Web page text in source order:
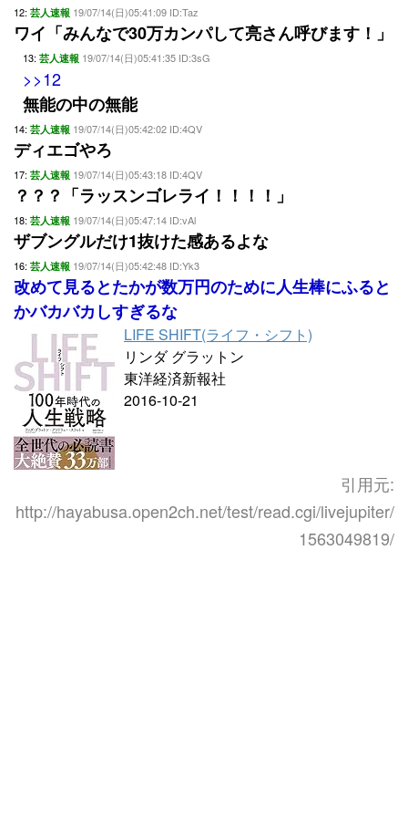
12: 芸人速報 19/07/14(日)05:41:09 ID:Taz
ワイ「みんなで30万カンパして亮さん呼びます！」
13: 芸人速報 19/07/14(日)05:41:35 ID:3sG
>>12
無能の中の無能
14: 芸人速報 19/07/14(日)05:42:02 ID:4QV
ディエゴやろ
17: 芸人速報 19/07/14(日)05:43:18 ID:4QV
？？？「ラッスンゴレライ！！！！」
18: 芸人速報 19/07/14(日)05:47:14 ID:vAl
ザブングルだけ1抜けた感あるよな
16: 芸人速報 19/07/14(日)05:42:48 ID:Yk3
改めて見るとたかが数万円のために人生棒にふると
かバカバカしすぎるな
LIFE SHIFT(ライフ・シフト)
リンダ グラットン
東洋経済新報社
2016-10-21
引用元:
http://hayabusa.open2ch.net/test/read.cgi/livejupiter/
1563049819/